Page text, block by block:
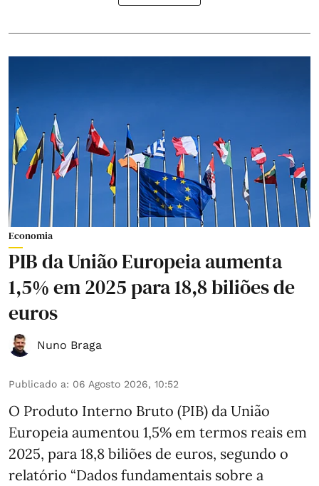
Economia
PIB da União Europeia aumenta
1,5% em 2025 para 18,8 biliões de
euros
Nuno Braga
Publicado a: 06 Agosto 2026, 10:52
O Produto Interno Bruto (PIB) da União
Europeia aumentou 1,5% em termos reais em
2025, para 18,8 biliões de euros, segundo o
relatório “Dados fundamentais sobre a